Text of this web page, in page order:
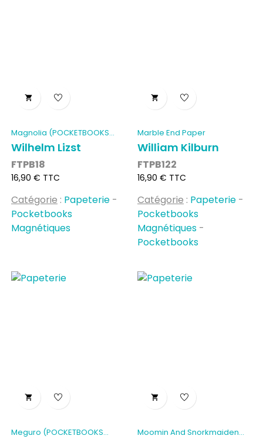

Magnolia (POCKETBOOKS...
Wilhelm Lizst
FTPB18
Prix
16,90 € TTC
Catégorie : Papeterie -
Pocketbooks
Magnétiques

Marble End Paper
William Kilburn
FTPB122
Prix
16,90 € TTC
Catégorie : Papeterie -
Pocketbooks
Magnétiques -
Pocketbooks

Meguro (POCKETBOOKS...

Moomin And Snorkmaiden...